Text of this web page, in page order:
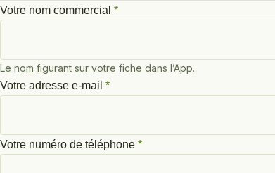
Votre nom commercial *
Le nom figurant sur votre fiche dans l’App.
Votre adresse e-mail *
Votre numéro de téléphone *